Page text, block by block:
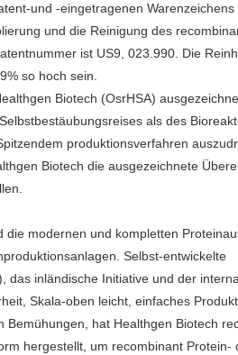
und -eingetragenen
und die Reinigung des
ist US9, 023.990. Die
so hoch sein.
Biotech (OsrHSA)
als des
produktionsverfahren
Biotech die ausgezeichnete
modernen und kompletten
Selbst-entwickelte
inländische Initiative und der
Skala-oben leicht, einfaches
hat Healthgen Biotech
hergestellt, um recombinant Protein-